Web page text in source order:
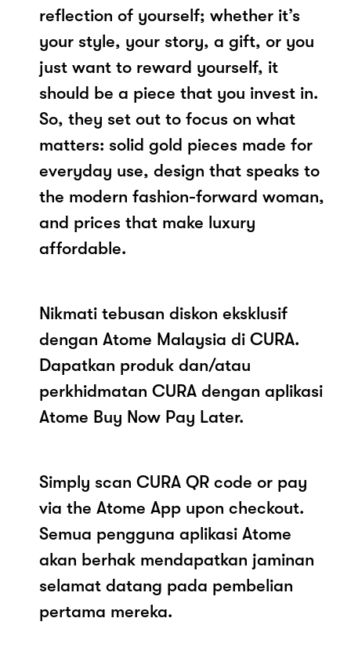
reflection of yourself; whether it’s
your style, your story, a gift, or you
just want to reward yourself, it
should be a piece that you invest in.
So, they set out to focus on what
matters: solid gold pieces made for
everyday use, design that speaks to
the modern fashion-forward woman,
and prices that make luxury
affordable.
Nikmati tebusan diskon eksklusif
dengan Atome Malaysia di CURA.
Dapatkan produk dan/atau
perkhidmatan CURA dengan aplikasi
Atome Buy Now Pay Later.
Simply scan CURA QR code or pay
via the Atome App upon checkout.
Semua pengguna aplikasi Atome
akan berhak mendapatkan jaminan
selamat datang pada pembelian
pertama mereka.